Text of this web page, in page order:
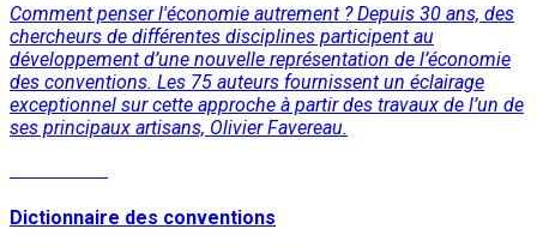
Comment penser l'économie autrement ? Depuis 30 ans, des
chercheurs de différentes disciplines participent au
développement d’une nouvelle représentation de l’économie
des conventions. Les 75 auteurs fournissent un éclairage
exceptionnel sur cette approche à partir des travaux de l’un de
ses principaux artisans, Olivier Favereau.
Dictionnaire des conventions